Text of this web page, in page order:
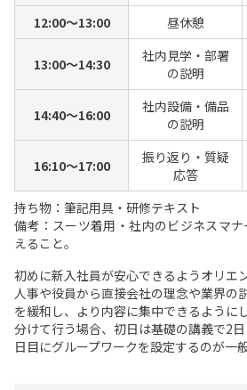
12:00～13:00 昼休憩
13:00～14:30
社内見学・部署
の説明
14:40～16:00
社内設備・備品
の説明
16:10～17:00
振り返り・質疑
応答
持ち物：筆記用具・研修テキスト
備考：スーツ着用・社内のビジネスマ
えること。
初めに新入社員が安心できるようオリエ
人事や役員から直接会社の理念や業界の
を緩和し、より内容に集中できるように
分けて行う場合、初日は基礎の講義で2
日目にグループワークを設定するのが一般